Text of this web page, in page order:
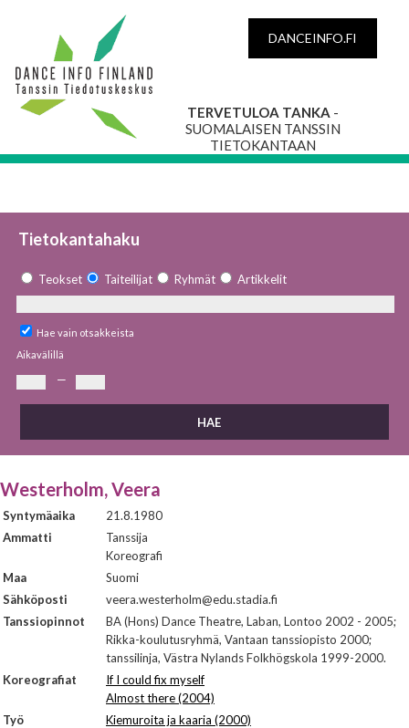
DANCEINFO.FI
TERVETULOA TANKA -
SUOMALAISEN TANSSIN
TIETOKANTAAN
Tietokantahaku
Teokset Taiteilijat Ryhmät Artikkelit
Hae vain otsakkeista
Aikavälillä
—
Westerholm, Veera
Syntymäaika
21.8.1980
Ammatti
Tanssija
Koreografi
Maa
Suomi
Sähköposti
veera.westerholm@edu.stadia.fi
Tanssiopinnot
BA (Hons) Dance Theatre, Laban, Lontoo 2002 - 2005;
Rikka-koulutusryhmä, Vantaan tanssiopisto 2000;
tanssilinja, Västra Nylands Folkhögskola 1999-2000.
Koreografiat
If I could fix myself
Almost there (2004)
Työ
Kiemuroita ja kaaria (2000)